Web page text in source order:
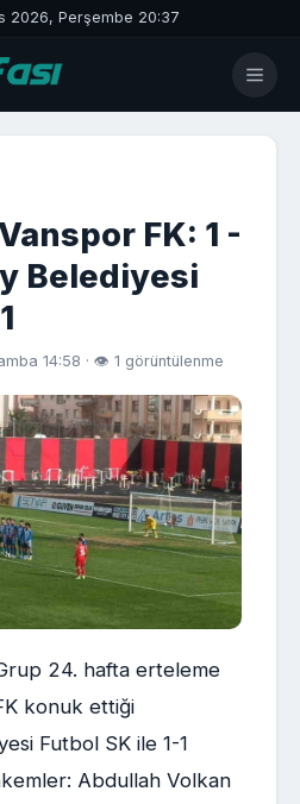
2026, Perşembe 20:37
FK: 1 -
Belediyesi
14:58 · 👁 1 görüntülenme
Grup 24. hafta erteleme
konuk ettiği
Futbol SK ile 1-1
Abdullah Volkan